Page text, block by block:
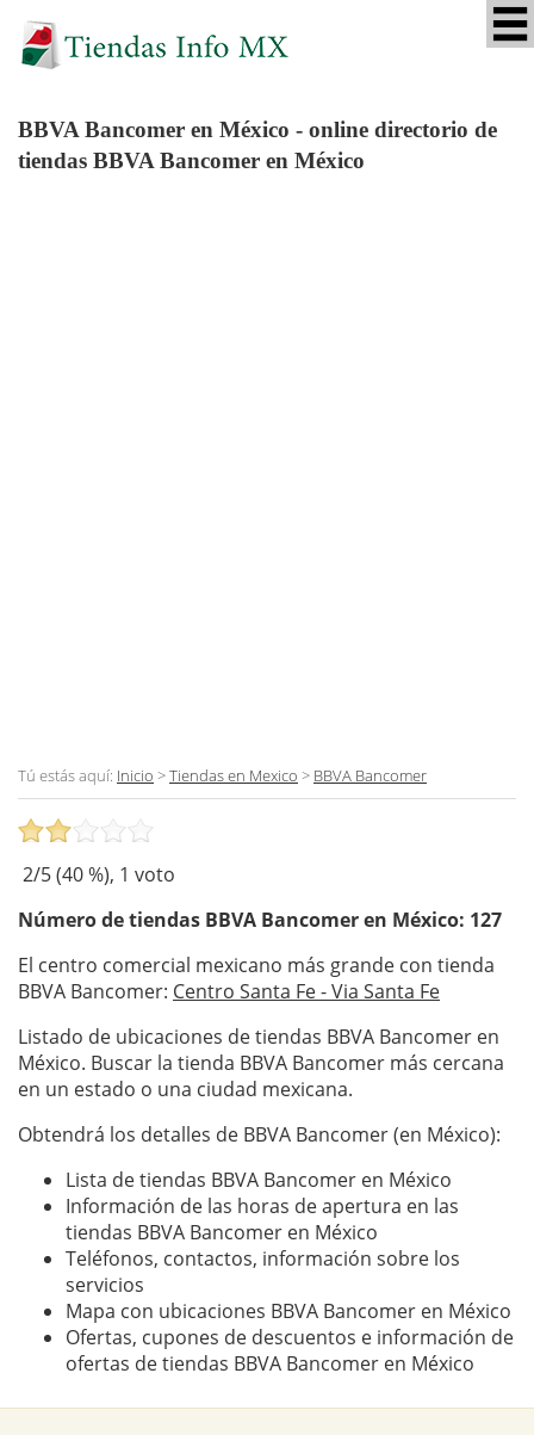
BBVA Bancomer en México - online directorio de
tiendas BBVA Bancomer en México
Tú estás aquí: Inicio >Tiendas en Mexico > BBVA Bancomer
2/5 (40%), 1 voto
Número de tiendas BBVA Bancomeren México: 127
El centro comercial mexicano más grande con tienda
BBVA Bancomer: Centro Santa Fe - Via Santa Fe
Listado de ubicaciones de tiendas BBVA Bancomer en
México. Buscar la tienda BBVA Bancomer más cercana
en un estado o una ciudad mexicana.
Obtendrá los detalles de BBVA Bancomer (en México):
Lista de tiendas BBVA Bancomer en México
Información de las horas de apertura en las
tiendas BBVA Bancomer en México
Teléfonos, contactos, información sobre los
servicios
Mapa con ubicaciones BBVA Bancomer en México
Ofertas, cupones de descuentos e información de
ofertas de tiendas BBVA Bancomer en México